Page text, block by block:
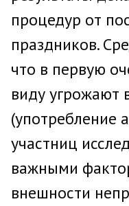
процедур от
праздников.
что в первую
виду угрожают
(употребление
участниц
важными
внешности